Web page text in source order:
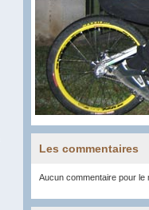
Les commentaires
Aucun commentaire pour le